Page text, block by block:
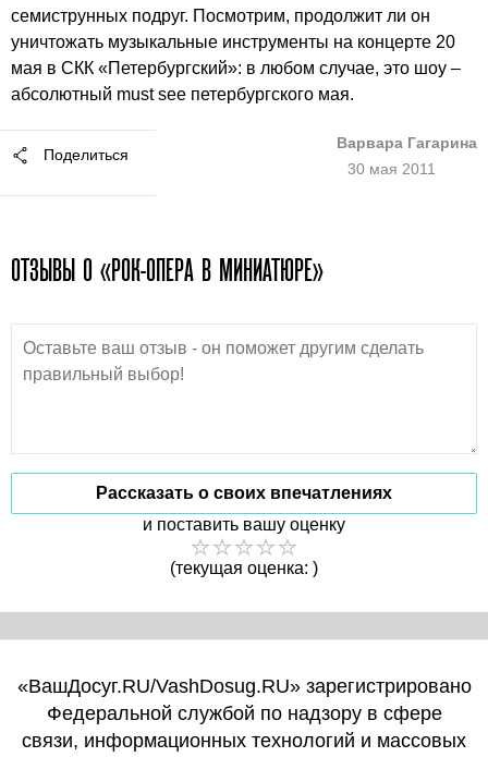
семиструнных подруг. Посмотрим, продолжит ли он
уничтожать музыкальные инструменты на концерте 20
мая в СКК «Петербургский»: в любом случае, это шоу –
абсолютный must see петербургского мая.
Поделиться
Варвара Гагарина
30 мая 2011
ОТЗЫВЫ О «РОК-ОПЕРА В МИНИАТЮРЕ»
Рассказать о своих впечатлениях
и поставить вашу оценку
(текущая оценка: )
«ВашДосуг.RU/VashDosug.RU» зарегистрировано
Федеральной службой по надзору в сфере
связи, информационных технологий и массовых